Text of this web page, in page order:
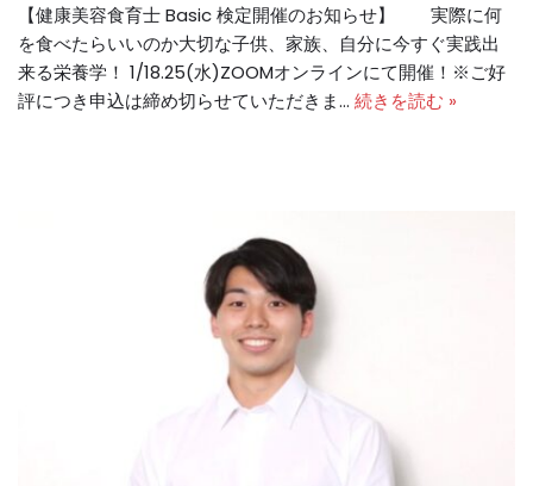
【健康美容食育士 Basic 検定開催のお知らせ】 実際に何
を食べたらいいのか大切な子供、家族、自分に今すぐ実践出
来る栄養学！ 1/18.25(水)ZOOMオンラインにて開催！※ご好
評につき申込は締め切らせていただきま… 続きを読む »